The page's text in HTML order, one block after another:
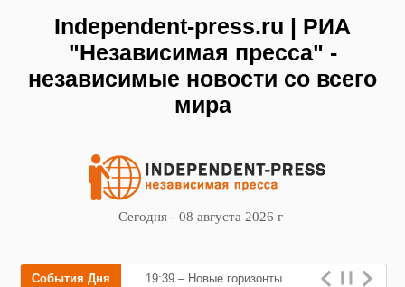
Independent-press.ru | РИА
"Независимая пресса" -
независимые новости со всего
мира
Сегодня - 08 августа 2026 г
События Дня 19:39 – Новые горизонты